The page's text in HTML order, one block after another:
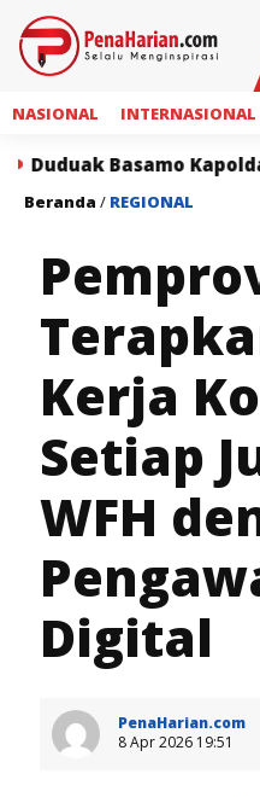
NASIONAL INTERNASIONAL
Kapolda Sumbar
Beranda / REGIONAL
Kerja
Setiap
WFH
Digital
PenaHarian.com
8 Apr 2026 19:51